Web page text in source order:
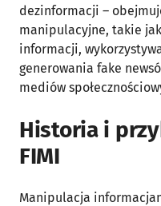
dezinformacji –
manipulacyjne, takie
informacji,
generowania fake
mediów
Historia i
FIMI
Manipulacja